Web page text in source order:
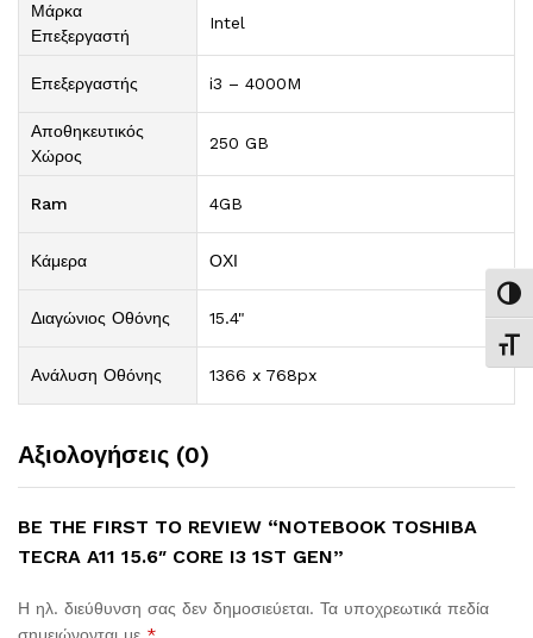
Μάρκα
Επεξεργαστή
Intel
Επεξεργαστής i3 – 4000M
Αποθηκευτικός
Χώρος
250 GB
Ram 4GB
Κάμερα ΟΧΙ
Διαγώνιος Οθόνης 15.4"
Ανάλυση Οθόνης 1366 x 768px
Αξιολογήσεις (0)
BE THE FIRST TO REVIEW “NOTEBOOK TOSHIBA
TECRA A11 15.6″ CORE I3 1ST GEN”
Η ηλ. διεύθυνση σας δεν δημοσιεύεται. Τα υποχρεωτικά πεδία